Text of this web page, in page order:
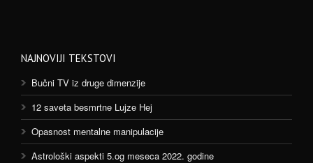
NAJNOVIJI TEKSTOVI
Bučni TV iz druge dimenzije
12 saveta besmrtne Lujze Hej
Opasnost mentalne manipulacije
Astrološki aspekti 5.og meseca 2022. godine